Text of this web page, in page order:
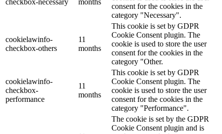
checkbox-necessary
months
consent for the cookies in the
category "Necessary".
cookielawinfo-
checkbox-others
11
months
This cookie is set by GDPR
Cookie Consent plugin. The
cookie is used to store the user
consent for the cookies in the
category "Other.
cookielawinfo-
checkbox-
performance
11
months
This cookie is set by GDPR
Cookie Consent plugin. The
cookie is used to store the user
consent for the cookies in the
category "Performance".
The cookie is set by the GDPR
Cookie Consent plugin and is